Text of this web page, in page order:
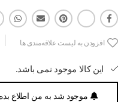
افزودن به لیست علاقه‌مندی ها
این کالا موجود نمی باشد.
موجود شد به من اطلاع بده